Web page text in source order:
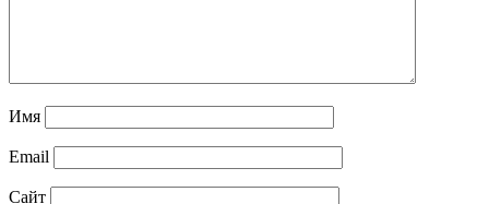
Имя
Email
Сайт